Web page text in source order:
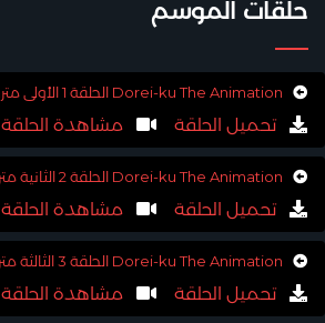
حلقات الموسم
Dorei-ku The Animation الحلقة 1 الأولى مترجمة اون لاين
تحميل الحلقة مشاهدة الحلقة
Dorei-ku The Animation الحلقة 2 الثانية مترجمة اون لاين
تحميل الحلقة مشاهدة الحلقة
Dorei-ku The Animation الحلقة 3 الثالثة مترجمة اون لاين
تحميل الحلقة مشاهدة الحلقة